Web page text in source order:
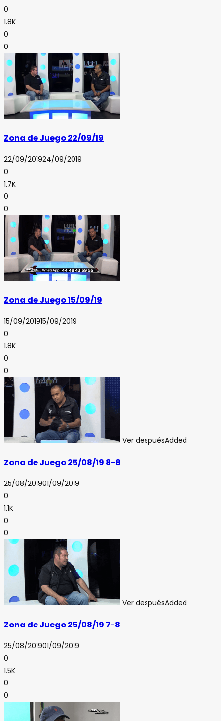
0
1.8K
0
0
Zona de Juego 22/09/19
22/09/201924/09/2019
0
1.7K
0
0
Zona de Juego 15/09/19
15/09/201915/09/2019
0
1.8K
0
0
Ver despuésAdded
Zona de Juego 25/08/19 8-8
25/08/201901/09/2019
0
1.1K
0
0
Ver despuésAdded
Zona de Juego 25/08/19 7-8
25/08/201901/09/2019
0
1.5K
0
0